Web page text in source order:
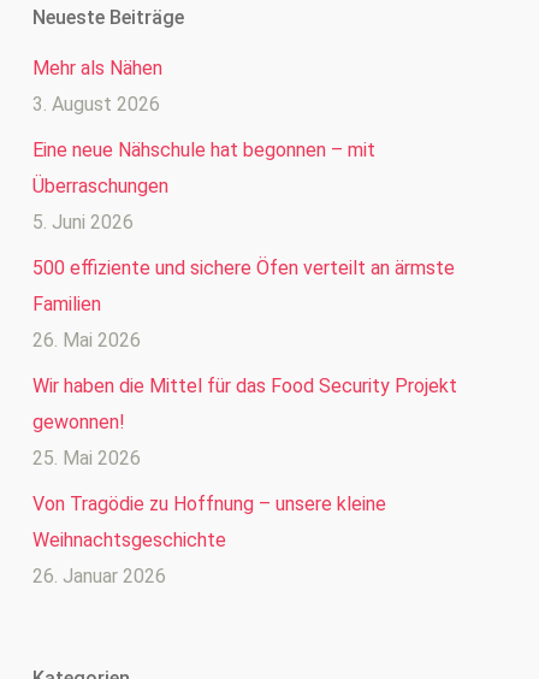
Neueste Beiträge
Mehr als Nähen
3. August 2026
Eine neue Nähschule hat begonnen – mit
Überraschungen
5. Juni 2026
500 effiziente und sichere Öfen verteilt an ärmste
Familien
26. Mai 2026
Wir haben die Mittel für das Food Security Projekt
gewonnen!
25. Mai 2026
Von Tragödie zu Hoffnung – unsere kleine
Weihnachtsgeschichte
26. Januar 2026